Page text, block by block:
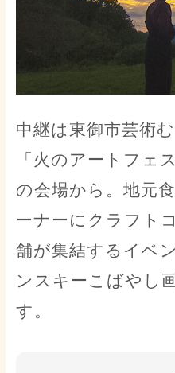
中継は東御市芸術
「火のアートフェ
の会場から。地元
ーナーにクラフト
舗が集結するイベ
ンスキーこばやし
す。